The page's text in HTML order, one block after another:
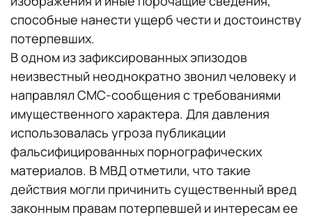
способные нанести ущерб чести и достоинству
потерпевших.
В одном из зафиксированных эпизодов
неизвестный неоднократно звонил человеку и
направлял СМС-сообщения с требованиями
имущественного характера. Для давления
использовалась угроза публикации
фальсифицированных порнографических
материалов. В МВД отметили, что такие
действия могли причинить существенный вред
законным правам потерпевшей и интересам ее